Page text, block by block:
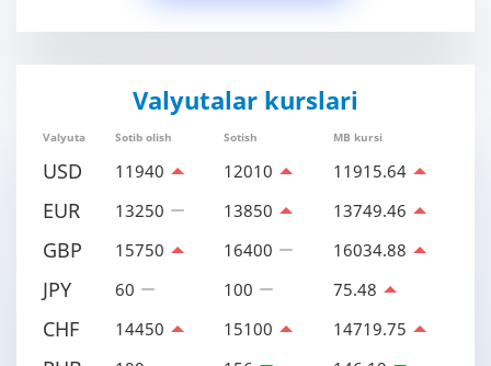
Valyutalar kurslari
Valyuta Sotib olish Sotish MB kursi
USD 11940 12010 11915.64
EUR 13250 13850 13749.46
GBP 15750 16400 16034.88
JPY 60 100 75.48
CHF 14450 15100 14719.75